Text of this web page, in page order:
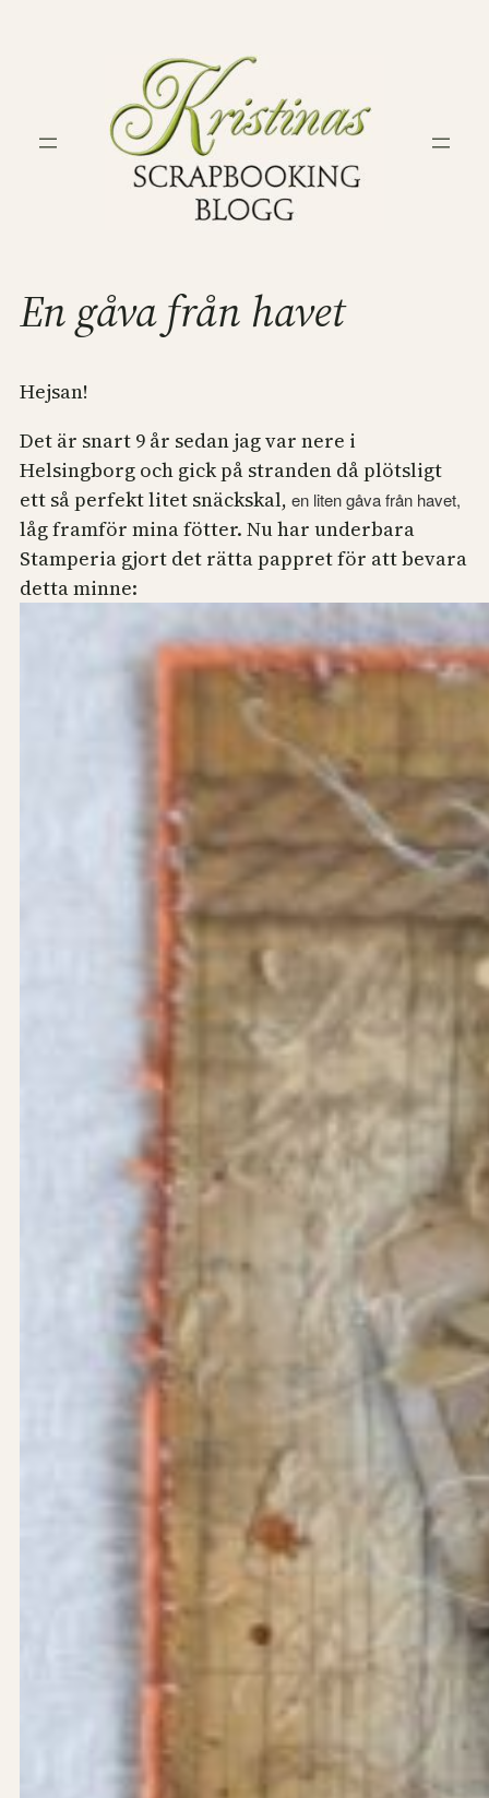
En gåva från havet
Hejsan!
Det är snart 9 år sedan jag var nere i
Helsingborg och gick på stranden då plötsligt
ett så perfekt litet snäckskal, en liten gåva från havet,
låg framför mina fötter. Nu har underbara
Stamperia gjort det rätta pappret för att bevara
detta minne: